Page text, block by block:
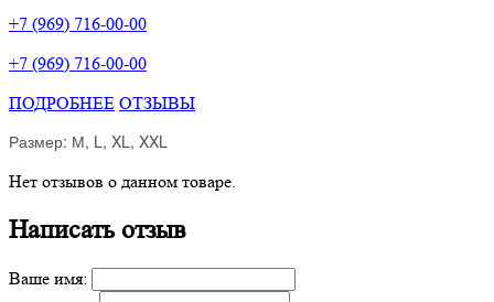
+7 (969) 716-00-00
+7 (969) 716-00-00
ПОДРОБНЕЕ ОТЗЫВЫ
Размер: М, L, XL, XXL
Нет отзывов о данном товаре.
Написать отзыв
Ваше имя: